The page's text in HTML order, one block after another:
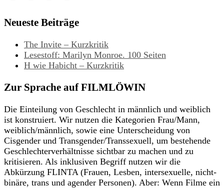
Neueste Beiträge
The Invite – Kurzkritik
Lesestoff: Marilyn Monroe. 100 Seiten
H wie Habicht – Kurzkritik
Zur Sprache auf FILMLÖWIN
Die Einteilung von Geschlecht in männlich und weiblich
ist konstruiert. Wir nutzen die Kategorien Frau/Mann,
weiblich/männlich, sowie eine Unterscheidung von
Cisgender und Transgender/Transsexuell, um bestehende
Geschlechterverhältnisse sichtbar zu machen und zu
kritisieren. Als inklusiven Begriff nutzen wir die
Abkürzung FLINTA (Frauen, Lesben, intersexuelle, nicht-
binäre, trans und agender Personen). Aber: Wenn Filme ein